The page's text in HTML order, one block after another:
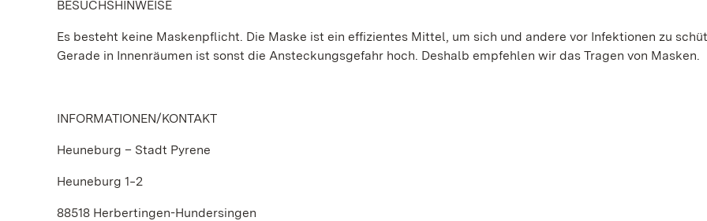
BESUCHSHINWEISE
Es besteht keine Maskenpflicht. Die Maske ist ein effizientes Mittel, um sich und andere vor Infektionen zu
Gerade in Innenräumen ist sonst die Ansteckungsgefahr hoch. Deshalb empfehlen wir das Tragen von Masken.
INFORMATIONEN/KONTAKT
Heuneburg – Stadt Pyrene
Heuneburg 1‒2
88518 Herbertingen-Hundersingen